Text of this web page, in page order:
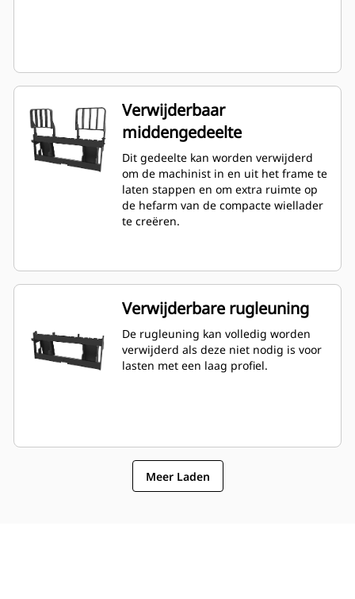
Verwijderbaar
middengedeelte
Dit gedeelte kan worden verwijderd
om de machinist in en uit het frame te
laten stappen en om extra ruimte op
de hefarm van de compacte wiellader
te creëren.
Verwijderbare rugleuning
De rugleuning kan volledig worden
verwijderd als deze niet nodig is voor
lasten met een laag profiel.
Meer Laden